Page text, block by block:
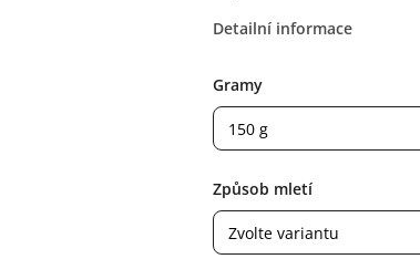
Detailní informace
Gramy
Způsob mletí